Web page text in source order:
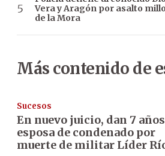
Vera y Aragón por asalto
de la Mora
Más contenido de
Sucesos
En nuevo juicio, dan 7
esposa de condenado por
muerte de militar Líder